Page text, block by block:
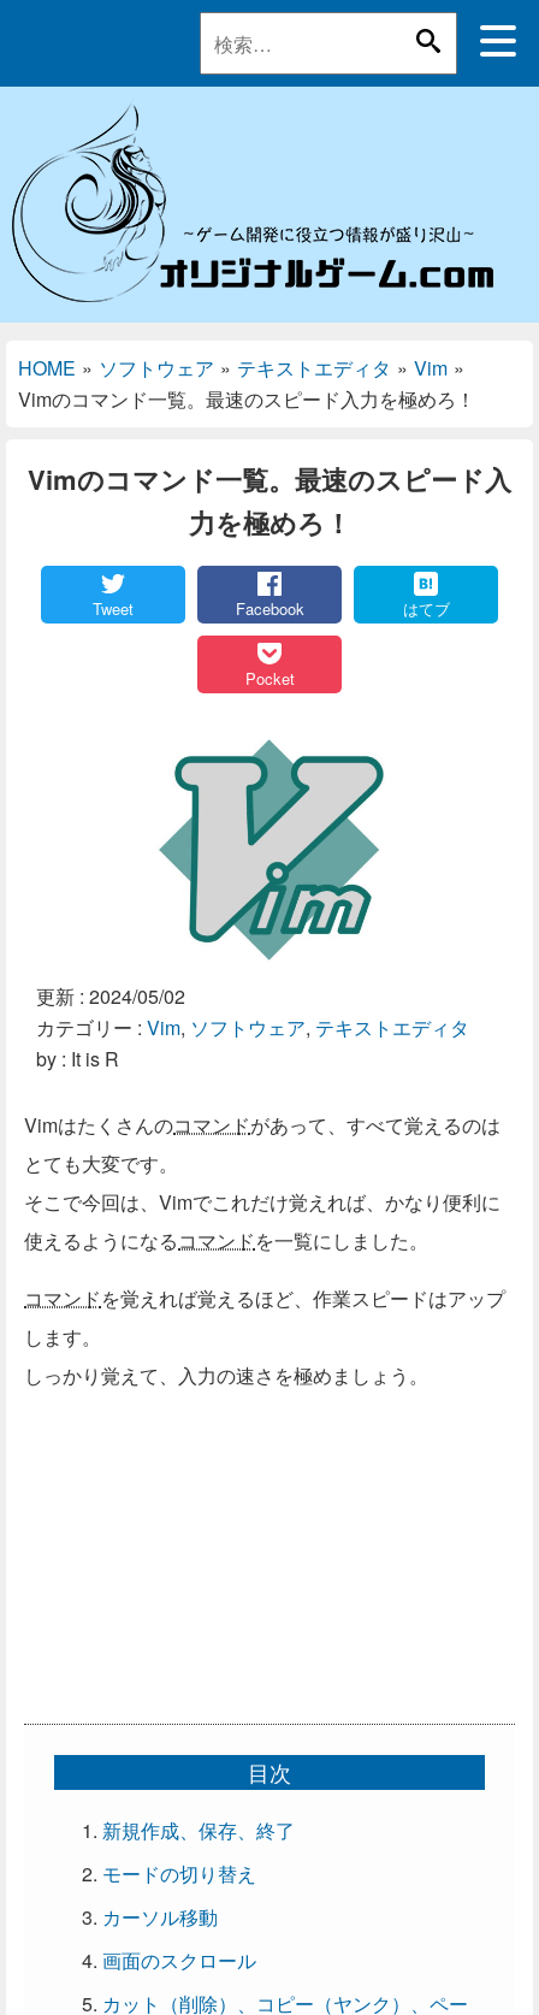
HOME » ソフトウェア » テキストエディタ » Vim »
Vimのコマンド一覧。最速のスピード入力を極めろ！
Vimのコマンド一覧。最速のスピード入
力を極めろ！
Tweet Facebook はてブ
Pocket
更新 : 2024/05/02
カテゴリー : Vim, ソフトウェア, テキストエディタ
by : It is R
Vimはたくさんのコマンドがあって、すべて覚えるのは
とても大変です。
そこで今回は、Vimでこれだけ覚えれば、かなり便利に
使えるようになるコマンドを一覧にしました。
コマンドを覚えれば覚えるほど、作業スピードはアップ
します。
しっかり覚えて、入力の速さを極めましょう。
目次
新規作成、保存、終了
モードの切り替え
カーソル移動
画面のスクロール
カット（削除）、コピー（ヤンク）、ペー